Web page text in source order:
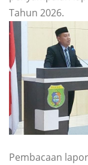
Tahun 2026.
Pembacaan